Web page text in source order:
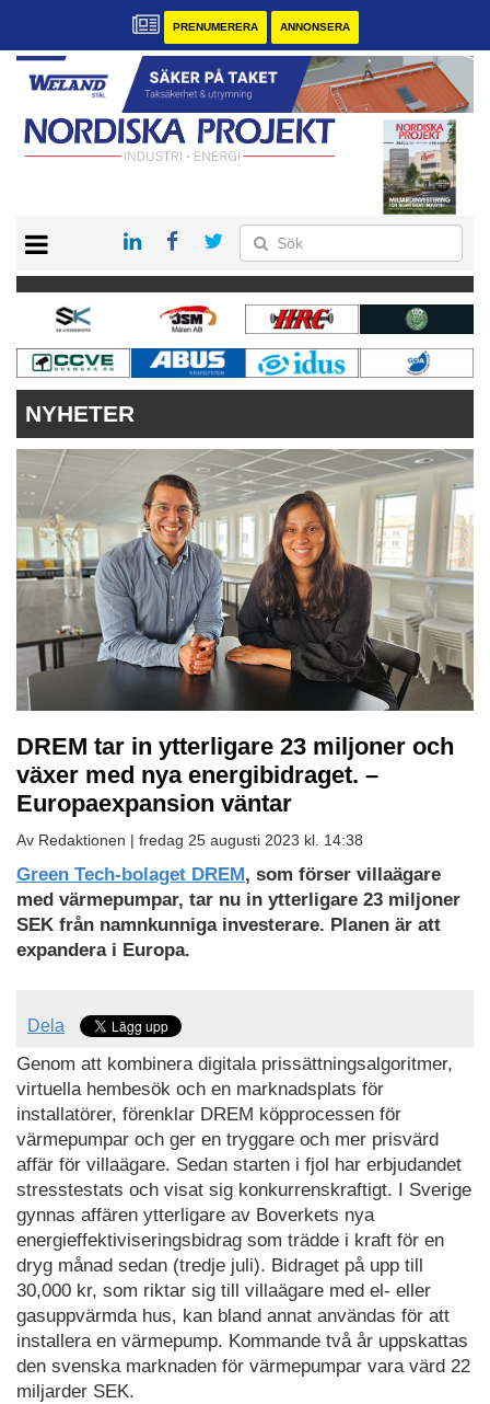
PRENUMERERA ANNONSERA
KONTAKT
VÅRA ANDRA MAGASIN
PRENUMERERA
ANNONSERA
NYHETER
DREM tar in ytterligare 23 miljoner och
växer med nya energibidraget. –
Europaexpansion väntar
Av Redaktionen | fredag 25 augusti 2023 kl. 14:38
Green Tech-bolaget DREM, som förser villaägare
med värmepumpar, tar nu in ytterligare 23 miljoner
SEK från namnkunniga investerare. Planen är att
expandera i Europa.
Dela
Genom att kombinera digitala prissättningsalgoritmer,
virtuella hembesök och en marknadsplats för
installatörer, förenklar DREM köpprocessen för
värmepumpar och ger en tryggare och mer prisvärd
affär för villaägare. Sedan starten i fjol har erbjudandet
stresstestats och visat sig konkurrenskraftigt. I Sverige
gynnas affären ytterligare av Boverkets nya
energieffektiviseringsbidrag som trädde i kraft för en
dryg månad sedan (tredje juli). Bidraget på upp till
30,000 kr, som riktar sig till villaägare med el- eller
gasuppvärmda hus, kan bland annat användas för att
installera en värmepump. Kommande två år uppskattas
den svenska marknaden för värmepumpar vara värd 22
miljarder SEK.